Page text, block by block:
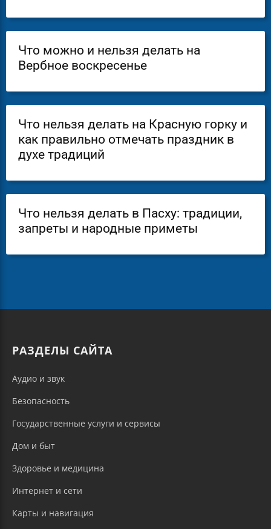
Что можно и нельзя делать на
Вербное воскресенье
Что нельзя делать на Красную горку и
как правильно отмечать праздник в
духе традиций
Что нельзя делать в Пасху: традиции,
запреты и народные приметы
РАЗДЕЛЫ САЙТА
Аудио и звук
Безопасность
Государственные услуги и сервисы
Дом и быт
Здоровье и медицина
Интернет и сети
Карты и навигация